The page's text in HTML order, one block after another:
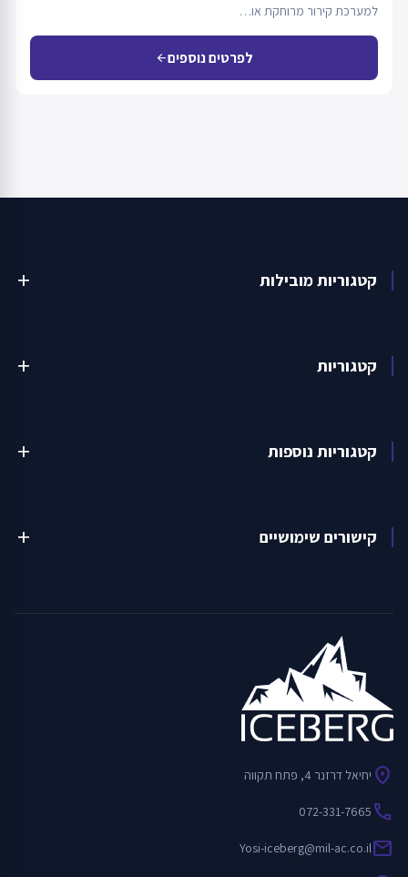
למערכת קירור מרוחקת או…
לפרטים נוספיםarrow_back
קטגוריות מובילות add
קטגוריות add
קטגוריות נוספות add
קישורים שימושיים add
location_on יחיאל דרזנר 4, פתח תקווה
call
072-331-7665
mail
Yosi-iceberg@mil-ac.co.il